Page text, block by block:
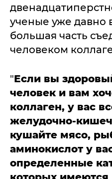
ученые уже давно
большая часть
человеком
"Если вы
человек и вам
коллаген, у вас
желудочно-
кушайте мясо,
аминокислот у
определенные